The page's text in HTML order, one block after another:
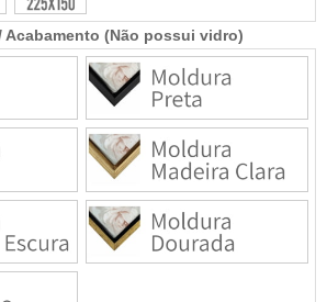
Acabamento (Não possui vidro)